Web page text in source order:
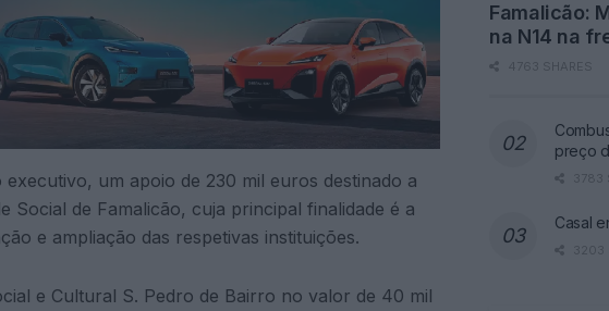
um apoio de 230 mil euros destinado a
Social de Famalicão, cuja principal finalidade é a
e ampliação das respetivas instituições.
e Cultural S. Pedro de Bairro no valor de 40 mil
Famalicão:
na N14 na
4763 SHARES
preço
3783
Casal
3203